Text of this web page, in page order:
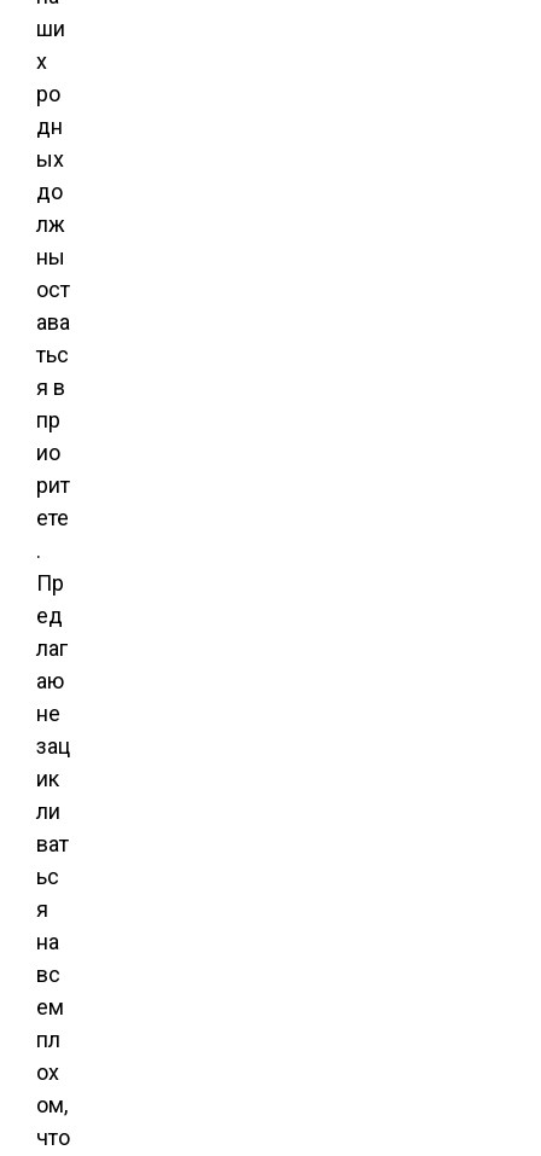
ши
х
ро
дн
ых
до
лж
ны
ост
ава
тьс
я в
пр
ио
рит
ете
.
Пр
ед
лаг
аю
не
зац
ик
ли
ват
ьс
я
на
вс
ем
пл
ох
ом,
что